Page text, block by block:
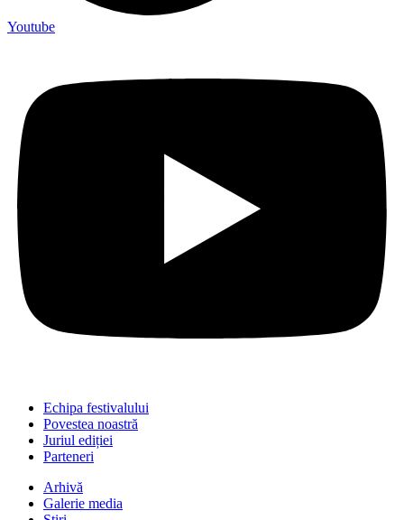
Youtube
Echipa festivalului
Povestea noastră
Juriul ediției
Parteneri
Arhivă
Galerie media